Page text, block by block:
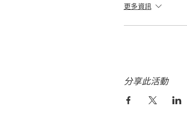
更多資訊
分享此活動